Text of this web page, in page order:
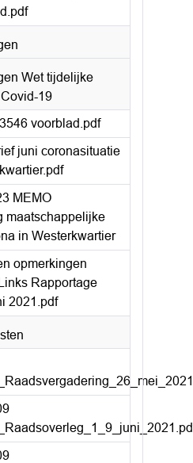
Wet tijdelijke
19
voorblad.pdf
juni coronasituatie
MEMO
maatschappelijke
in Westerkwartier
opmerkingen
Rapportage
2021.pdf